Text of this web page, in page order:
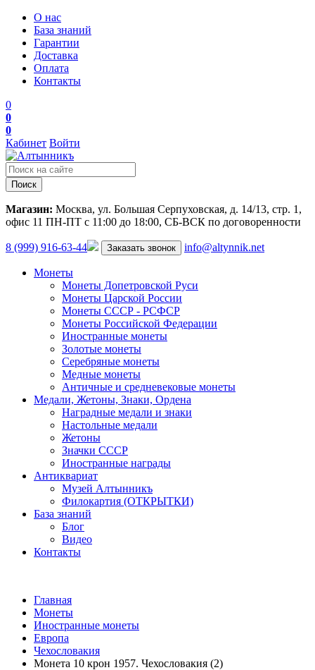
О нас
База знаний
Гарантии
Доставка
Оплата
Контакты
0
0
0
Кабинет Войти
Поиск
Магазин: Москва, ул. Большая Серпуховская, д. 14/13, стр. 1,
офис 11 ПН-ПТ с 11:00 до 18:00, СБ-ВСК по договоренности
8 (999) 916-63-44 Заказать звонок info@altynnik.net
Монеты
Монеты Допетровской Руси
Монеты Царской России
Монеты СССР - РСФСР
Монеты Российской Федерации
Иностранные монеты
Золотые монеты
Серебряные монеты
Медные монеты
Античные и средневековые монеты
Медали, Жетоны, Знаки, Ордена
Наградные медали и знаки
Настольные медали
Жетоны
Значки СССР
Иностранные награды
Антиквариат
Музей Алтынникъ
Филокартия (ОТКРЫТКИ)
База знаний
Блог
Видео
Контакты
Главная
Монеты
Иностранные монеты
Европа
Чехословакия
Монета 10 крон 1957. Чехословакия (2)